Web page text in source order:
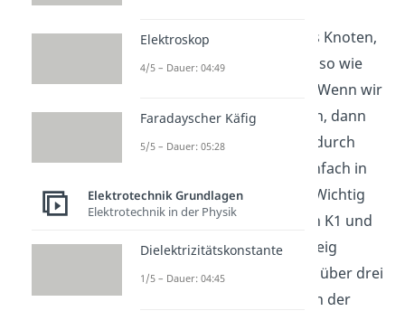
Ein Graph besteht also aus Knoten,
Zweigen und Maschen… Also wie
jedes beliebige Netzwerk! Wenn wir
alle Knoten markiert haben, dann
können wir die Schaltung durch
Weglassen der Bauteile einfach in
einen Graph umwandeln. Wichtig
hierbei ist, dass die Knoten K1 und
K2 über einen einzigen Zweig
verbunden sind, und nicht über drei
Zweige, wie das vielleicht in der
Elektroskop
4/5 – Dauer: 04:49
Faradayscher Käfig
5/5 – Dauer: 05:28
Elektrotechnik Grundlagen
Elektrotechnik in der Physik
Dielektrizitätskonstante
1/5 – Dauer: 04:45